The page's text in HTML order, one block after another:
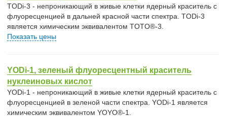
TODi-3 - непроникающий в живые клетки ядерный краситель с
флуоресценцией в дальней красной части спектра. TODi-3
является химическим эквивалентом TOTO®-3.
Показать цены
YODi-1, зеленый флуоресцентный краситель
нуклеиновых кислот
YODi-1 - непроникающий в живые клетки ядерный краситель с
флуоресценцией в зеленой части спектра. YODi-1 является
химическим эквивалентом YOYO®-1.